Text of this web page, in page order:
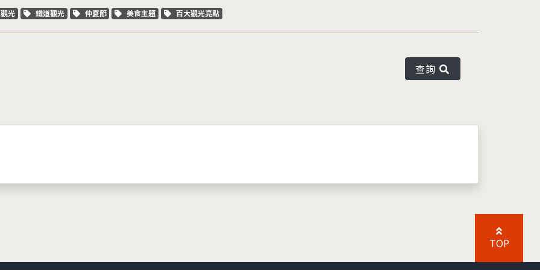
籤
光 關鍵字標籤
鐵道觀光 關鍵字標籤
仲夏節 關鍵字標籤
美食主題 關鍵字標籤
百大觀光亮點
查詢
TOP